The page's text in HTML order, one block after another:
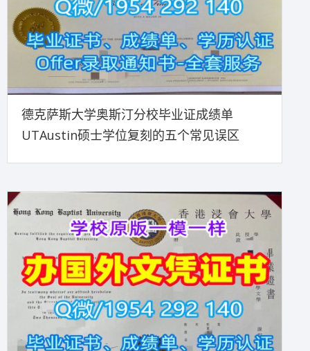
德克萨斯大学奥斯汀分校毕业证成绩单
UTAustin硕士学位复刻的五个常见误区